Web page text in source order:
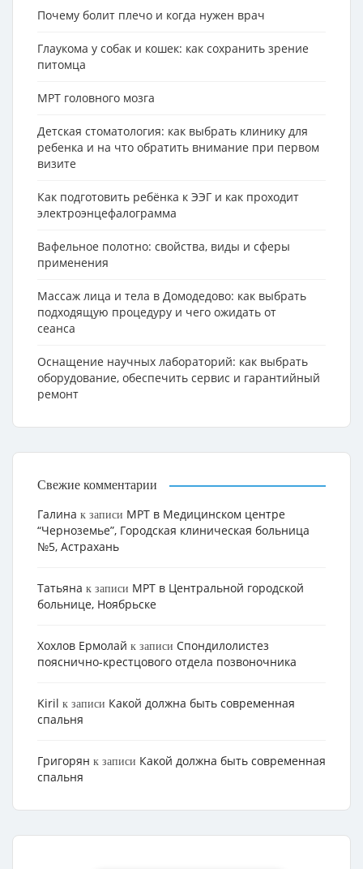
Почему болит плечо и когда нужен врач
Глаукома у собак и кошек: как сохранить зрение
питомца
МРТ головного мозга
Детская стоматология: как выбрать клинику для
ребенка и на что обратить внимание при первом
визите
Как подготовить ребёнка к ЭЭГ и как проходит
электроэнцефалограмма
Вафельное полотно: свойства, виды и сферы
применения
Массаж лица и тела в Домодедово: как выбрать
подходящую процедуру и чего ожидать от
сеанса
Оснащение научных лабораторий: как выбрать
оборудование, обеспечить сервис и гарантийный
ремонт
Свежие комментарии
Галина к записи МРТ в Медицинском центре
“Черноземье”, Городская клиническая больница
№5, Астрахань
Татьяна к записи МРТ в Центральной городской
больнице, Ноябрьске
Хохлов Ермолай к записи Cпондилолистез
пояснично-крестцового отдела позвоночника
Kiril к записи Какой должна быть современная
спальня
Григорян к записи Какой должна быть современная
спальня